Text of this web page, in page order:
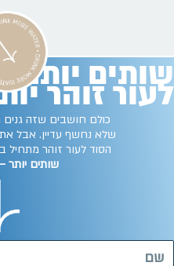
שותים יותר -
לעור זוהר
כולם חושבים שזה
שלא נחשף עדיין. אבל
הסוד לעור זוהר מתחיל
שותים יותר